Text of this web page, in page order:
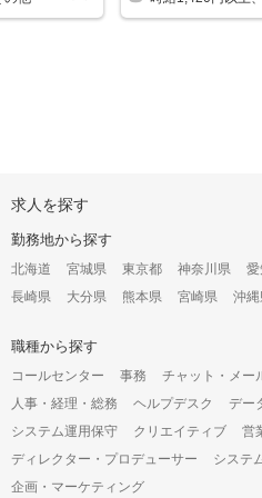
ー
ン
構
成
オ
シ
ン
求人を探す
勤務地から探す
北海道 宮城県 東京都 神奈川県
長崎県
大分県 熊本県 宮崎県 沖
職種から探す
コールセンター 事務
チャット・メー
人事・経理・総務
ヘルプデスク デー
システム運用保守
クリエイティブ
営
ディレクター・プロデューサー
システ
企画・マーケティング